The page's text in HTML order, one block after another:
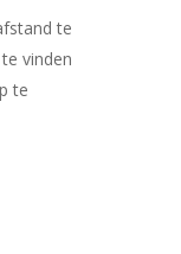
te
vinden
te